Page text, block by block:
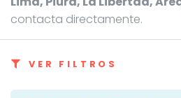
contacta directamente.
VER FILTROS